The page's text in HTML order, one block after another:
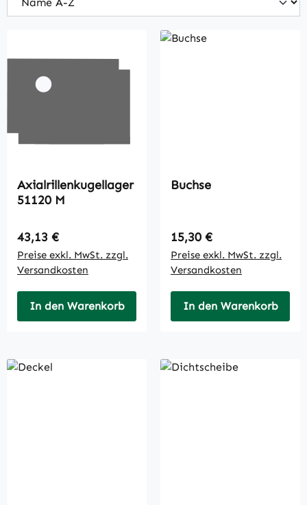
Axialrillenkugellager
51120 M
Regulärer Preis:
43,13 €
Preise exkl. MwSt. zzgl.
Versandkosten
In den Warenkorb
Buchse
Regulärer Preis:
15,30 €
Preise exkl. MwSt. zzgl.
Versandkosten
In den Warenkorb